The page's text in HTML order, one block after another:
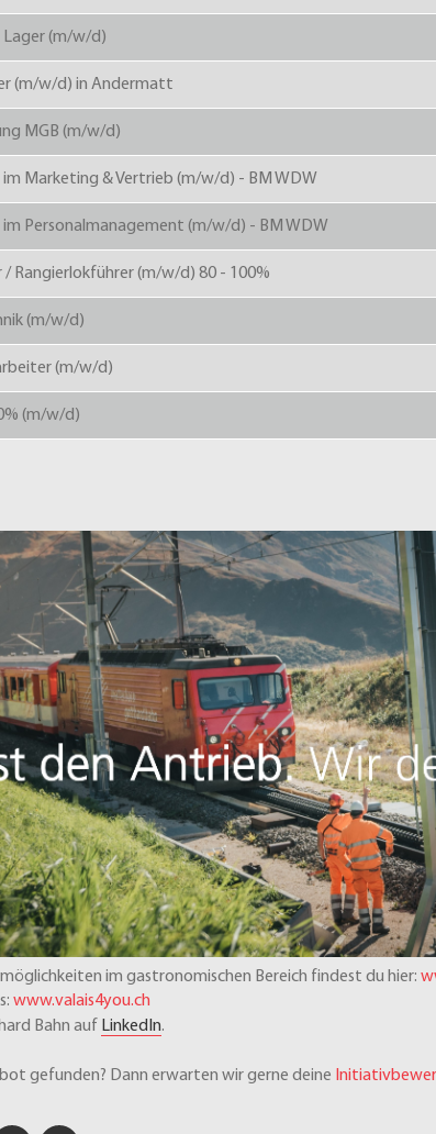
Lager (m/w/d)
(m/w/d) in Andermatt
MGB (m/w/d)
Marketing & Vertrieb (m/w/d) - BM WDW
Personalmanagement (m/w/d) - BM WDW
/ Rangierlokführer (m/w/d) 80 - 100%
(m/w/d)
(m/w/d)
(m/w/d)
im gastronomischen Bereich findest du hier:
www.valais4you.ch
Bahn auf LinkedIn.
gefunden? Dann erwarten wir gerne deine